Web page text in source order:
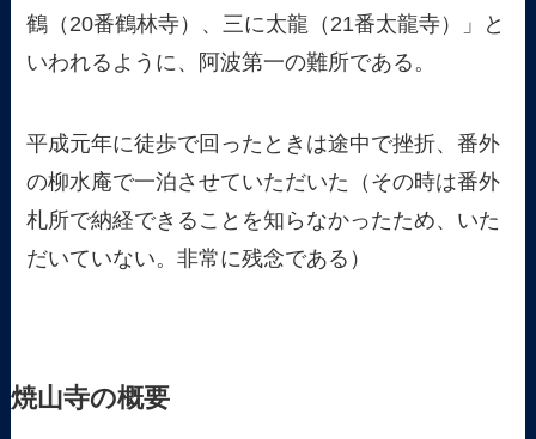
鶴（20番鶴林寺）、三に太龍（21番太龍寺）」と
いわれるように、阿波第一の難所である。
平成元年に徒歩で回ったときは途中で挫折、番外
の柳水庵で一泊させていただいた（その時は番外
札所で納経できることを知らなかったため、いた
だいていない。非常に残念である）
焼山寺の概要